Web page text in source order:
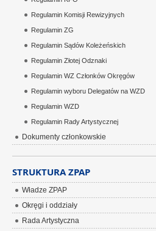
Regulamin Komisji Rewizyjnych
Regulamin ZG
Regulamin Sądów Koleżeńskich
Regulamin Złotej Odznaki
Regulamin WZ Członków Okręgów
Regulamin wyboru Delegatów na WZD
Regulamin WZD
Regulamin Rady Artystycznej
Dokumenty członkowskie
STRUKTURA ZPAP
Władze ZPAP
Okręgi i oddziały
Rada Artystyczna